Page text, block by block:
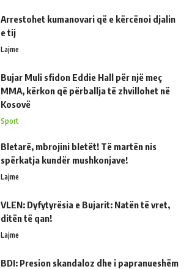
Arrestohet kumanovari që e kërcënoi djalin
e tij
Lajme
Bujar Muli sfidon Eddie Hall për një meç
MMA, kërkon që përballja të zhvillohet në
Kosovë
Sport
Bletarë, mbrojini bletët! Të martën nis
spërkatja kundër mushkonjave!
Lajme
VLEN: Dyfytyrësia e Bujarit: Natën të vret,
ditën të qan!
Lajme
BDI: Presion skandaloz dhe i papranueshëm